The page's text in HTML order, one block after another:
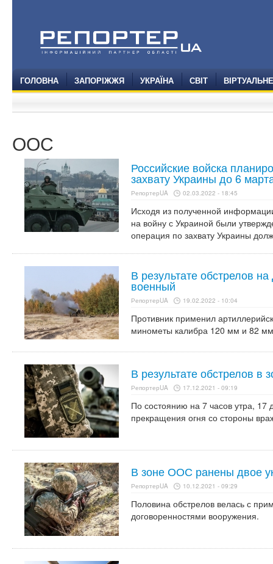
ГОЛОВНА ЗАПОРІЖЖЯ УКРАЇНА СВІТ
ООС
Российские войска
захвату Украины до 6
РепортерUA 02.03.2022 - 18:45
Исходя из полученной
на войну с Украиной были
операция по захвату Украины
В результате обстрелов
военный
РепортерUA 19.02.2022 - 10:04
Противник применил
минометы калибра 120 мм и 82
В результате обстрелов
РепортерUA 17.12.2021 - 09:19
По состоянию на 7 часов утра,
прекращения огня со стороны
В зоне ООС ранены двое
РепортерUA 10.12.2021 - 09:29
Половина обстрелов велась с
договоренностями вооружения.